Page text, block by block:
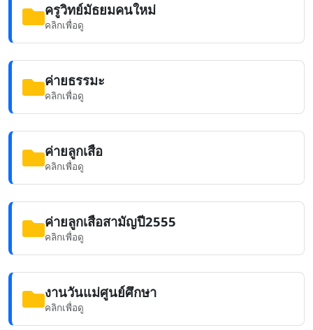
ครูวิทย์มัธยมคนใหม่
คลิกเพื่อดู
ค่ายธรรมะ
คลิกเพื่อดู
ค่ายลูกเสือ
คลิกเพื่อดู
ค่ายลูกเสือสามัญปี2555
คลิกเพื่อดู
งานวันแม่ศูนย์ศึกษา
คลิกเพื่อดู